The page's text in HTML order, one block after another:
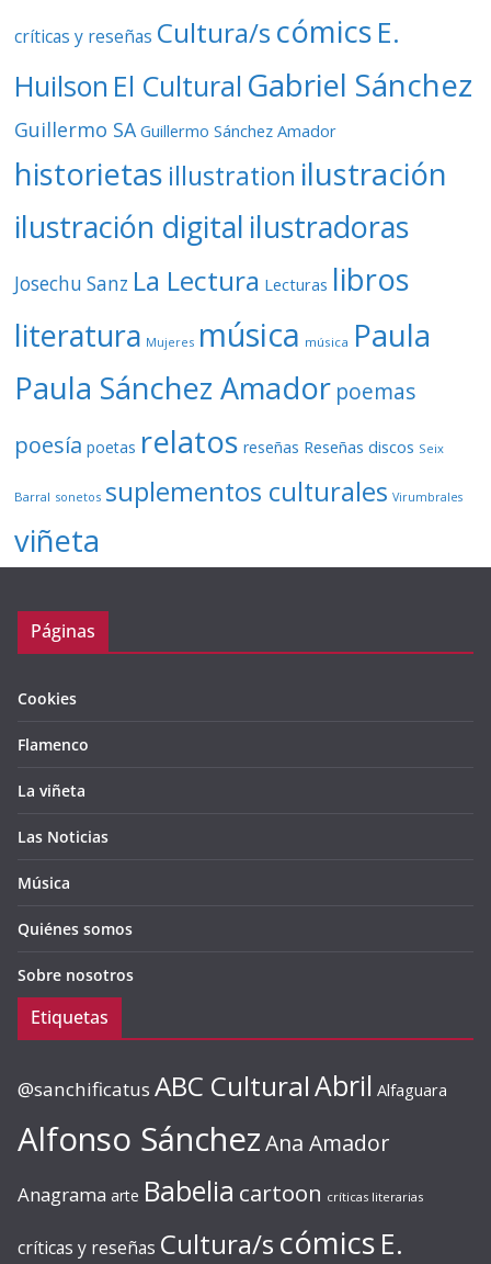
críticas y reseñas Cultura/s cómics E.
Huilson El Cultural Gabriel Sánchez
Guillermo SA Guillermo Sánchez Amador
historietas illustration ilustración
ilustración digital ilustradoras
Josechu Sanz La Lectura Lecturas libros
literatura Mujeres música música Paula
Paula Sánchez Amador poemas
poesía poetas relatos reseñas Reseñas discos Seix
Barral sonetos suplementos culturales Virumbrales
viñeta
Páginas
Cookies
Flamenco
La viñeta
Las Noticias
Música
Quiénes somos
Sobre nosotros
Etiquetas
@sanchificatus ABC CulturalAbril Alfaguara
Alfonso SánchezAna Amador
Anagrama arte Babelia cartoon críticas literarias
críticas y reseñas Cultura/s cómics E.